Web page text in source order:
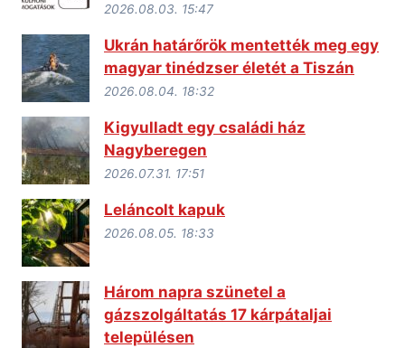
2026.08.03. 15:47
Ukrán határőrök mentették meg egy
magyar tinédzser életét a Tiszán
2026.08.04. 18:32
Kigyulladt egy családi ház
Nagyberegen
2026.07.31. 17:51
Leláncolt kapuk
2026.08.05. 18:33
Három napra szünetel a
gázszolgáltatás 17 kárpátaljai
településen